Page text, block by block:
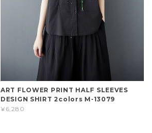
ART FLOWER PRINT HALF SLEEVES
DESIGN SHIRT 2colors M-13079
¥6,280